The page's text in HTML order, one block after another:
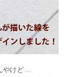
やけど…